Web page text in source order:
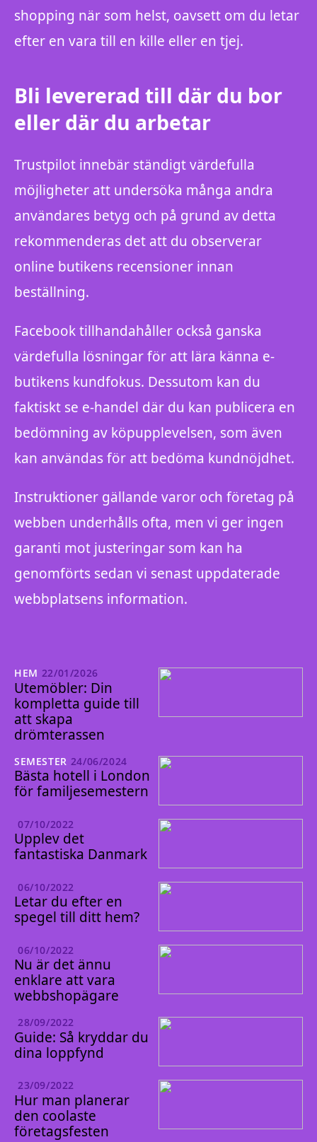
shopping när som helst, oavsett om du letar
efter en vara till en kille eller en tjej.
Bli levererad till där du bor
eller där du arbetar
Trustpilot innebär ständigt värdefulla
möjligheter att undersöka många andra
användares betyg och på grund av detta
rekommenderas det att du observerar
online butikens recensioner innan
beställning.
Facebook tillhandahåller också ganska
värdefulla lösningar för att lära känna e-
butikens kundfokus. Dessutom kan du
faktiskt se e-handel där du kan publicera en
bedömning av köpupplevelsen, som även
kan användas för att bedöma kundnöjdhet.
Instruktioner gällande varor och företag på
webben underhålls ofta, men vi ger ingen
garanti mot justeringar som kan ha
genomförts sedan vi senast uppdaterade
webbplatsens information.
HEM 22/01/2026
Utemöbler: Din
kompletta guide till
att skapa
drömterassen
SEMESTER 24/06/2024
Bästa hotell i London
för familjesemestern
07/10/2022
Upplev det
fantastiska Danmark
06/10/2022
Letar du efter en
spegel till ditt hem?
06/10/2022
Nu är det ännu
enklare att vara
webbshopägare
28/09/2022
Guide: Så kryddar du
dina loppfynd
23/09/2022
Hur man planerar
den coolaste
företagsfesten